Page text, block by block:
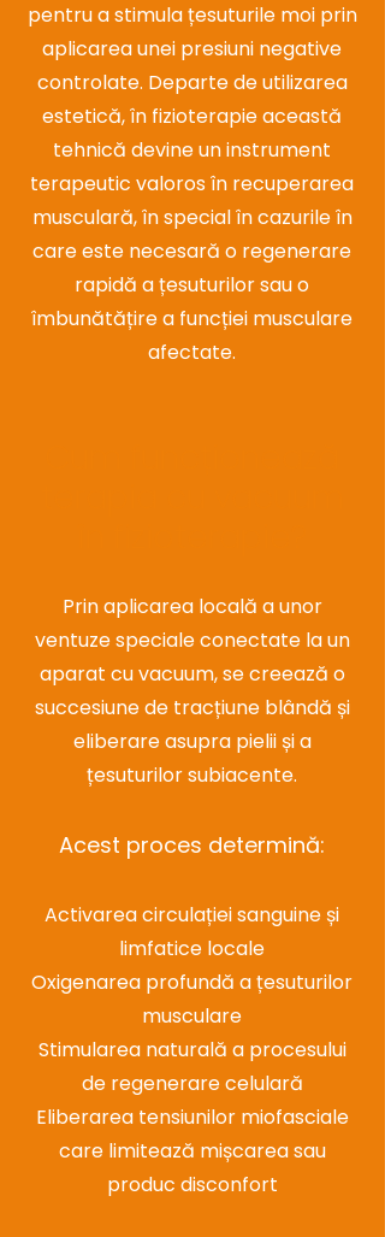
pentru a stimula țesuturile moi prin
aplicarea unei presiuni negative
controlate. Departe de utilizarea
estetică, în fizioterapie această
tehnică devine un instrument
terapeutic valoros în recuperarea
musculară, în special în cazurile în
care este necesară o regenerare
rapidă a țesuturilor sau o
îmbunătățire a funcției musculare
afectate.
Prin aplicarea locală a unor
ventuze speciale conectate la un
aparat cu vacuum, se creează o
succesiune de tracțiune blândă și
eliberare asupra pielii și a
țesuturilor subiacente.
Acest proces determină:
Activarea circulației sanguine și
limfatice locale
Oxigenarea profundă a țesuturilor
musculare
Stimularea naturală a procesului
de regenerare celulară
Eliberarea tensiunilor miofasciale
care limitează mișcarea sau
produc disconfort